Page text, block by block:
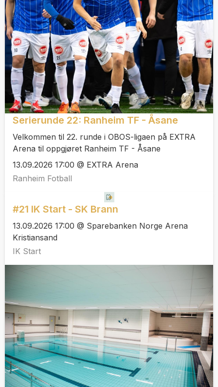
Serierunde 22: Ranheim TF - Åsane
Velkommen til 22. runde i OBOS-ligaen på EXTRA
Arena til oppgjøret Ranheim TF - Åsane
13.09.2026 17:00 @ EXTRA Arena
Ranheim Fotball
#21 IK Start - SK Brann
13.09.2026 17:00 @ Sparebanken Norge Arena
Kristiansand
IK Start